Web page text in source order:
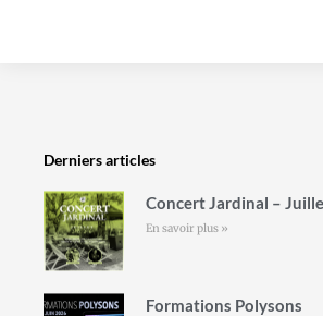
Derniers articles
Concert Jardinal –
En savoir plus »
Formations Polysons